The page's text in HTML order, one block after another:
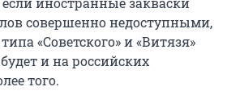
совершенно недоступными,
«Советского» и «Витязя»
и на российских
того.